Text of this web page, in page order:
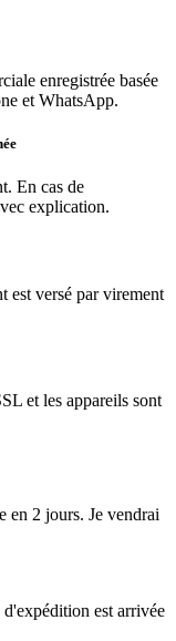
enregistrée basée
et WhatsApp.
En cas de
explication.
est versé par virement
et les appareils sont
en 2 jours. Je vendrai
est arrivée